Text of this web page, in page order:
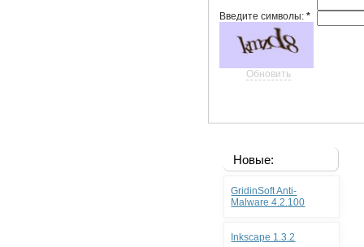
Введите символы:*
Обновить
Новые:
GridinSoft Anti-
Malware 4.2.100
Inkscape 1.3.2